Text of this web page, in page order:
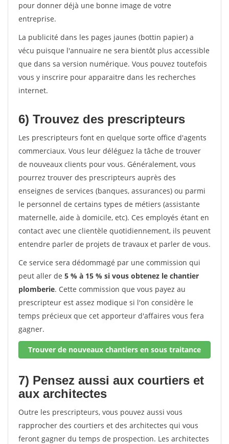
pour donner déjà une bonne image de votre
entreprise.
La publicité dans les pages jaunes (bottin papier) a
vécu puisque l'annuaire ne sera bientôt plus accessible
que dans sa version numérique. Vous pouvez toutefois
vous y inscrire pour apparaitre dans les recherches
internet.
6) Trouvez des prescripteurs
Les prescripteurs font en quelque sorte office d'agents
commerciaux. Vous leur déléguez la tâche de trouver
de nouveaux clients pour vous. Généralement, vous
pourrez trouver des prescripteurs auprès des
enseignes de services (banques, assurances) ou parmi
le personnel de certains types de métiers (assistante
maternelle, aide à domicile, etc). Ces employés étant en
contact avec une clientèle quotidiennement, ils peuvent
entendre parler de projets de travaux et parler de vous.
Ce service sera dédommagé par une commission qui
peut aller de 5 % à 15 % si vous obtenez le chantier
plomberie. Cette commission que vous payez au
prescripteur est assez modique si l'on considère le
temps précieux que cet apporteur d'affaires vous fera
gagner.
Trouver de nouveaux chantiers en sous traitance
7) Pensez aussi aux courtiers et
aux architectes
Outre les prescripteurs, vous pouvez aussi vous
rapprocher des courtiers et des architectes qui vous
feront gagner du temps de prospection. Les architectes